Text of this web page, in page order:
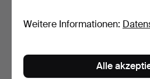
Weitere Informationen:
Alle